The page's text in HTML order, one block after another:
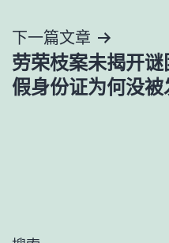
航
下一篇文章
劳荣枝案未揭开
假身份证为何没被